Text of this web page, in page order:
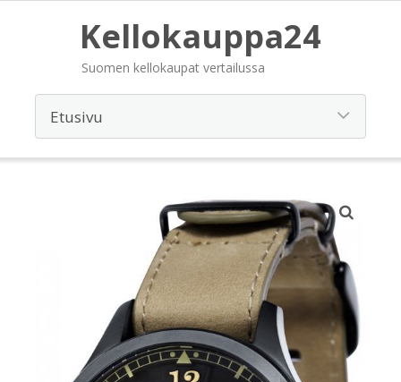
Kellokauppa24
Suomen kellokaupat vertailussa